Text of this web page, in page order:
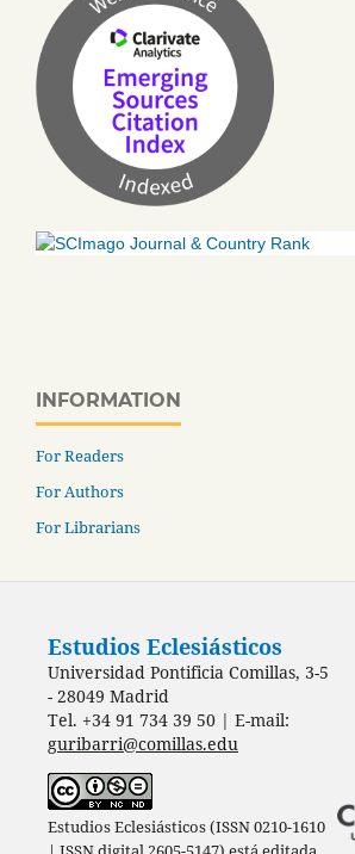
INFORMATION
For Readers
For Authors
For Librarians
Estudios Eclesiásticos
Universidad Pontificia Comillas, 3-5
- 28049 Madrid
Tel. +34 91 734 39 50 | E-mail:
guribarri@comillas.edu
Estudios Eclesiásticos (ISSN 0210-1610